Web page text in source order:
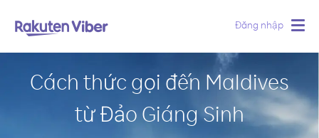
Đăng nhập
Cách thức gọi đến Maldives
từ Đảo Giáng Sinh